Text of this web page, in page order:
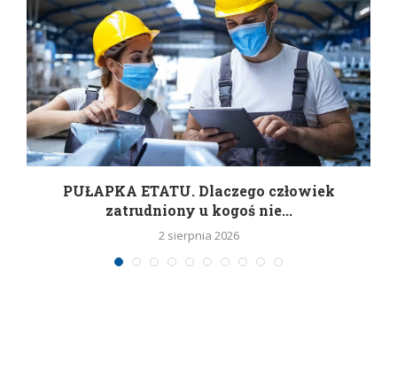
PUŁAPKA ETATU. Dlaczego człowiek
zatrudniony u kogoś nie...
2 sierpnia 2026